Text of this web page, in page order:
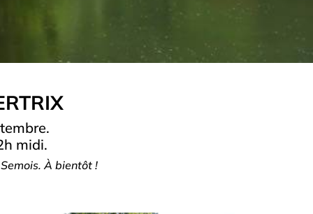
midi.
À bientôt !